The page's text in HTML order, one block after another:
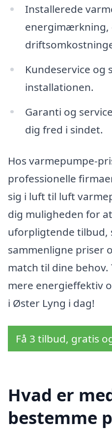
Installerede
energimærkning,
Kundeservice og
installationen.
Garanti og
dig fred i sindet.
Hos varmepumpe-
professionelle
sig i luft til luft
dig muligheden for
uforpligtende tilbud,
sammenligne priser
match til dine
mere energieffektiv
i Øster Lyng i dag!
Få 3 tilbud, gratis
Hvad er
bestemme